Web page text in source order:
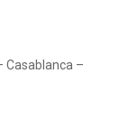
Casablanca –